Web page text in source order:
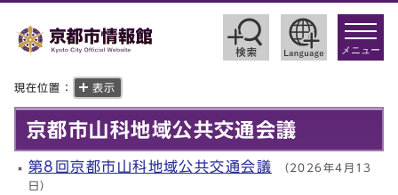
toggle
メニュー
現在位置： 表示
京都市山科地域公共交通会議
第8回京都市山科地域公共交通会議 （2026年4月13
日）